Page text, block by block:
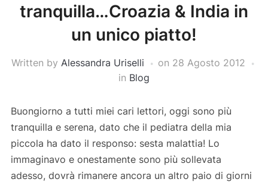
tranquilla…Croazia & India in
un unico piatto!
Written by Alessandra Uriselli on 28 Agosto 2012
in Blog
Buongiorno a tutti miei cari lettori, oggi sono più
tranquilla e serena, dato che il pediatra della mia
piccola ha dato il responso: sesta malattia! Lo
immaginavo e onestamente sono più sollevata
adesso, dovrà rimanere ancora un altro paio di giorni